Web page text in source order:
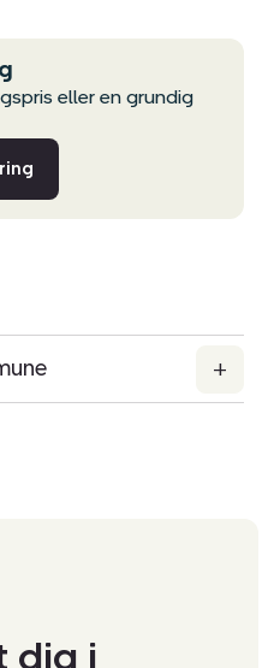
eller en grundig
dig i